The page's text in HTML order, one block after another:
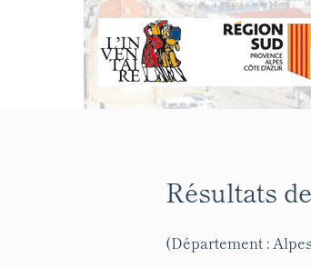
Résultats
(Département :